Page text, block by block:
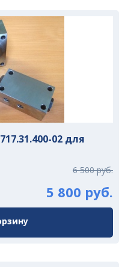
02 для
6 500 руб.
5 800 руб.